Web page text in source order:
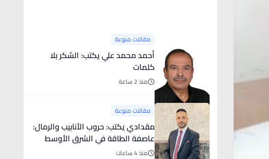
مقالات منوعة
أحمد محمد علي يكتب: الشكر بلا
كلمات
منذ 2 ساعة
مقالات منوعة
مقدادي يكتب: حروب الأنابيب والرمال:
عاصفة الطاقة في الشرق الأوسط
وموقع الأردن الاستراتيجي
منذ 4 ساعات